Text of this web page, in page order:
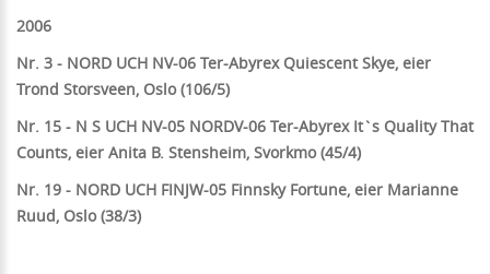
2006
Nr. 3 - NORD UCH NV-06 Ter-Abyrex Quiescent Skye, eier
Trond Storsveen, Oslo (106/5)
Nr. 15 - N S UCH NV-05 NORDV-06 Ter-Abyrex It`s Quality That
Counts, eier Anita B. Stensheim, Svorkmo (45/4)
Nr. 19 - NORD UCH FINJW-05 Finnsky Fortune, eier Marianne
Ruud, Oslo (38/3)